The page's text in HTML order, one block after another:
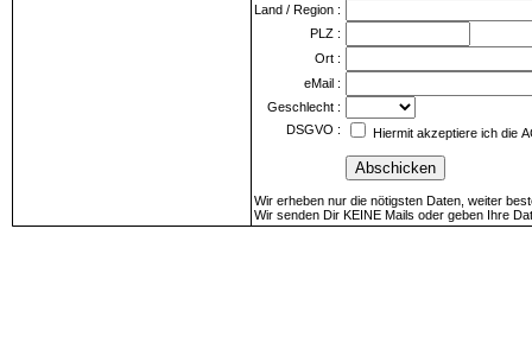
Land / Region :
PLZ :
Ort :
eMail :
Geschlecht :
DSGVO : Hiermit akzeptiere ich die
Wir erheben nur die nötigsten Daten, weiter
Wir senden Dir KEINE Mails oder geben Ihre